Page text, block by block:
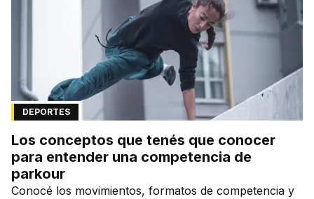
DEPORTES
Los conceptos que tenés que conocer
para entender una competencia de
parkour
Conocé los movimientos, formatos de competencia y